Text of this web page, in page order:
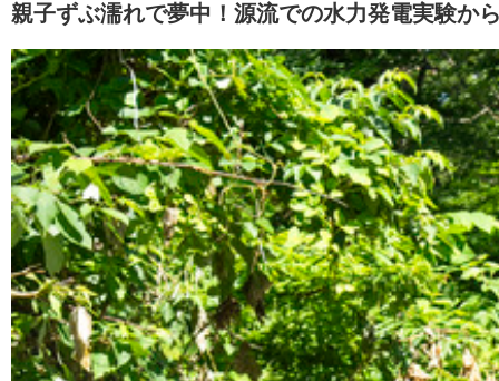
親子ずぶ濡れで夢中！源流での水力発電実験か